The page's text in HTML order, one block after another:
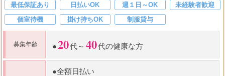
最低保証あり 日払いOK 週１日～OK
未経験者歓迎
個室待機
掛け持ちOK 制服貸与
募集年齢 ●20代～ 40代の健康な方
●全額日払い